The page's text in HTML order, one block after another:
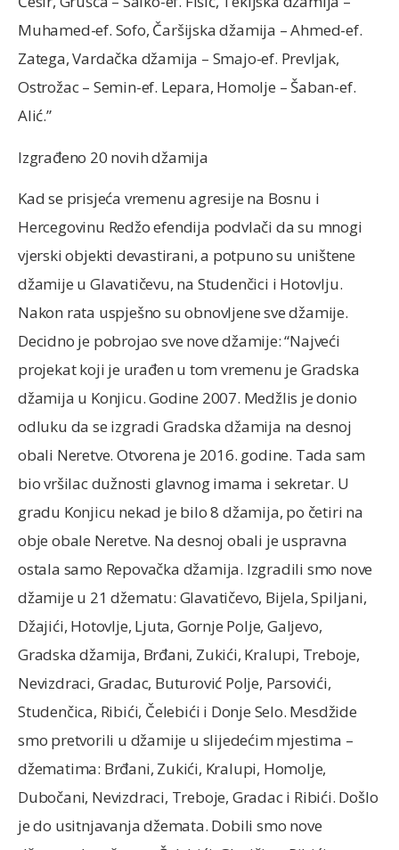
Muhamed-ef. Sofo, Čaršijska džamija – Ahmed-ef.
Zatega, Vardačka džamija – Smajo-ef. Prevljak,
Ostrožac – Semin-ef. Lepara, Homolje – Šaban-ef.
Alić.”
Izgrađeno 20 novih džamija
Kad se prisjeća vremenu agresije na Bosnu i
Hercegovinu Redžo efendija podvlači da su mnogi
vjerski objekti devastirani, a potpuno su uništene
džamije u Glavatičevu, na Studenčici i Hotovlju.
Nakon rata uspješno su obnovljene sve džamije.
Decidno je pobrojao sve nove džamije: “Najveći
projekat koji je urađen u tom vremenu je Gradska
džamija u Konjicu. Godine 2007. Medžlis je donio
odluku da se izgradi Gradska džamija na desnoj
obali Neretve. Otvorena je 2016. godine. Tada sam
bio vršilac dužnosti glavnog imama i sekretar. U
gradu Konjicu nekad je bilo 8 džamija, po četiri na
obje obale Neretve. Na desnoj obali je uspravna
ostala samo Repovačka džamija. Izgradili smo nove
džamije u 21 džematu: Glavatičevo, Bijela, Spiljani,
Džajići, Hotovlje, Ljuta, Gornje Polje, Galjevo,
Gradska džamija, Brđani, Zukići, Kralupi, Treboje,
Nevizdraci, Gradac, Buturović Polje, Parsovići,
Studenčica, Ribići, Čelebići i Donje Selo. Mesdžide
smo pretvorili u džamije u slijedećim mjestima –
džematima: Brđani, Zukići, Kralupi, Homolje,
Dubočani, Nevizdraci, Treboje, Gradac i Ribići. Došlo
je do usitnjavanja džemata. Dobili smo nove